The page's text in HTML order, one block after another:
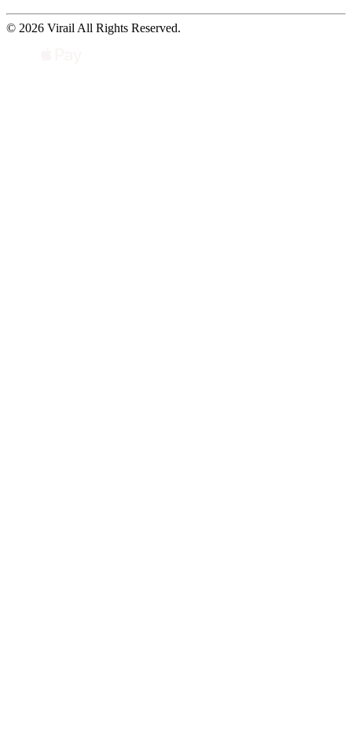
© 2026 Virail All Rights Reserved.